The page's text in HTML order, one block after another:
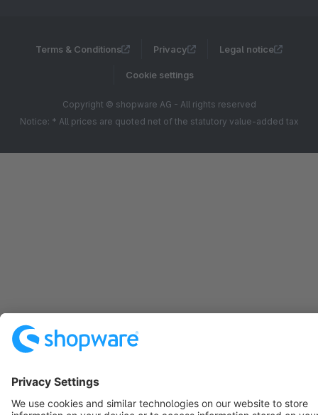
Terms & Conditions Privacy Legal notice
Cookie settings
Copyright © shopware AG - All rights reserved
Notice: * All prices are quoted net of the statutory value-added tax